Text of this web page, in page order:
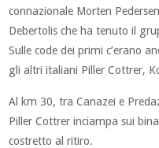
connazionale Morten
Debertolis che ha tenuto il
Sulle code dei primi c’erano
gli altri italiani Piller Cottrer,
Al km 30, tra Canazei e
Piller Cottrer inciampa sui
costretto al ritiro.